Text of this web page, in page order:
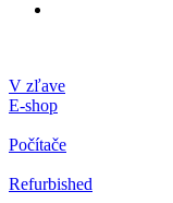
V zľave
E-shop
Počítače
Refurbished